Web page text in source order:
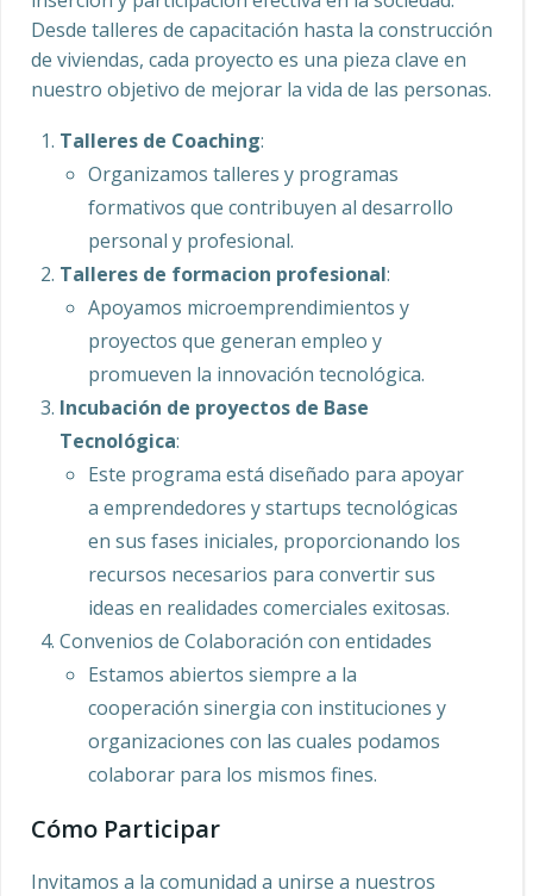
Desde talleres de capacitación hasta la construcción
de viviendas, cada proyecto es una pieza clave en
nuestro objetivo de mejorar la vida de las personas.
Talleres de Coaching:
Organizamos talleres y programas
formativos que contribuyen al desarrollo
personal y profesional.
Talleres de formacion profesional:
Apoyamos microemprendimientos y
proyectos que generan empleo y
promueven la innovación tecnológica.
Incubación de proyectos de Base
Tecnológica:
Este programa está diseñado para apoyar
a emprendedores y startups tecnológicas
en sus fases iniciales, proporcionando los
recursos necesarios para convertir sus
ideas en realidades comerciales exitosas.
Convenios de Colaboración con entidades
Estamos abiertos siempre a la
cooperación sinergia con instituciones y
organizaciones con las cuales podamos
colaborar para los mismos fines.
Cómo Participar
Invitamos a la comunidad a unirse a nuestros